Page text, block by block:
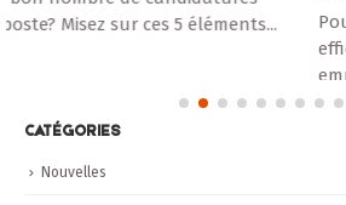
Pourquoi développer la collaboration
efficace mise sur l'engagement de
employés pour atteindre les objectifs...
CATÉGORIES